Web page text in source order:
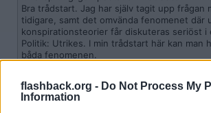
flashback.org - Do Not Process My
Information
Bra trådstart. Jag har själv tagit upp frågan
tidigare, samt det omvända fenomenet där
konspirationsteorier får diskuteras seriöst i
Politik: Utrikes. I min trådstart här kan man
båda fenomenen.
(FB) Varför tillåts konspirationsteorier om
kes?